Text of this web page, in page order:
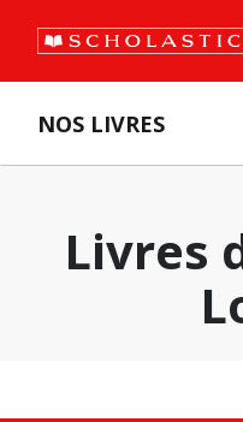
NOS LIVRES
Livres